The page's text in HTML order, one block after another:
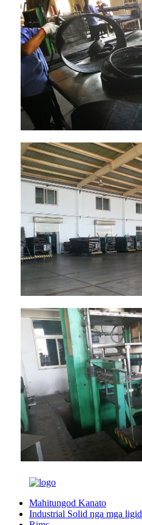
Mahitungod Kanato
Industrial Solid nga mga ligid